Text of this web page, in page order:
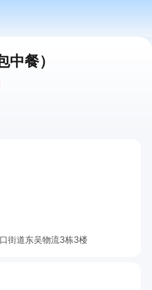
餐）
街道东吴物流3栋3楼